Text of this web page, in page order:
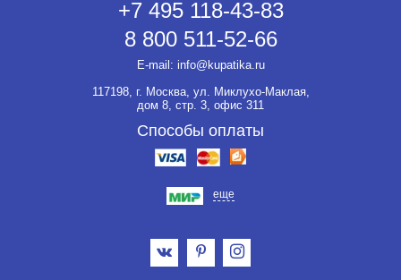
+7 495 118-43-83
8 800 511-52-66
E-mail: info@kupatika.ru
117198, г. Москва, ул. Миклухо-Маклая,
дом 8, стр. 3, офис 311
Способы оплаты
еще